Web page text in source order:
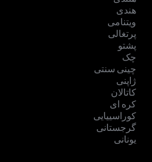
هندی
ویتنامی
پرتغالی
پشتو
چک
چینی سنتی
ژاپنی
کاتالان
کره ای
کوراسییایی
گرجستانی
یونانی